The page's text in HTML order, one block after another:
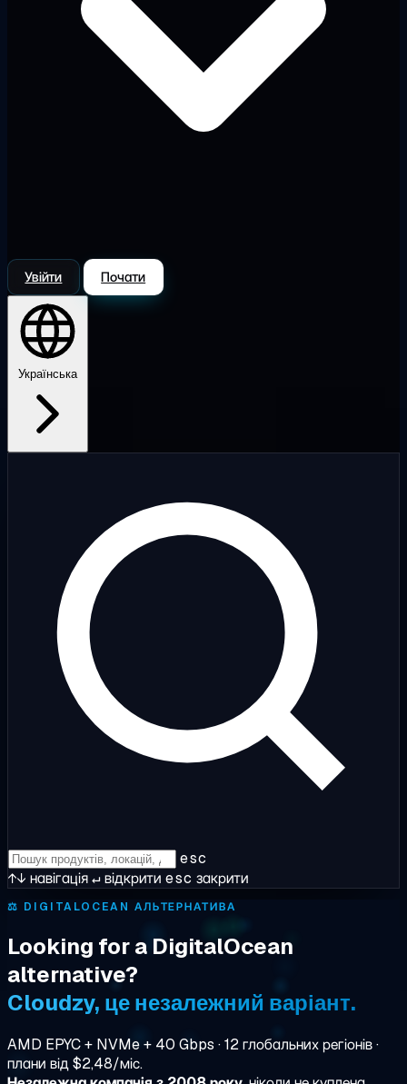
Увійти Почати
Українська
esc
↑↓ навігація↵відкрити esc закрити
⚖️ DIGITALOCEAN АЛЬТЕРНАТИВА
Looking for a DigitalOcean
alternative?
Cloudzy, це незалежний варіант.
AMD EPYC + NVMe + 40 Gbps · 12 глобальних регіонів ·
плани від $2,48/міс.